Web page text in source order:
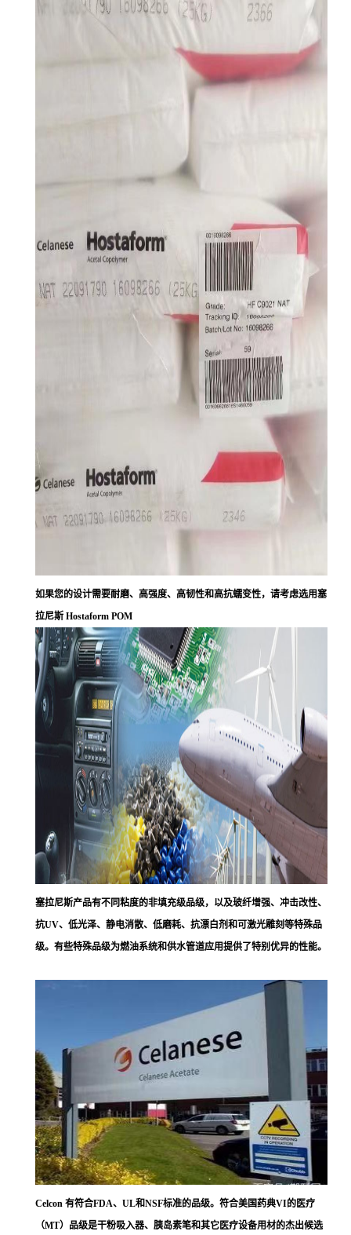
如果您的设计需要耐磨、高强度、高韧性和高抗蠕变性，请考虑选用塞
拉尼斯 Hostaform POM
塞拉尼斯产品有不同粘度的非填充级品级，以及玻纤增强、冲击改性、
抗UV、低光泽、静电消散、低磨耗、抗漂白剂和可激光雕刻等特殊品
级。有些特殊品级为燃油系统和供水管道应用提供了特别优异的性能。
Celcon 有符合FDA、UL和NSF标准的品级。符合美国药典VI的医疗
（MT）品级是干粉吸入器、胰岛素笔和其它医疗设备用材的杰出候选